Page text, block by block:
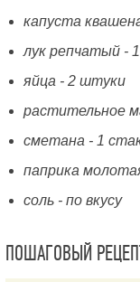
капуста
лук репчатый -
яйца - 2 штуки
растительное
сметана - 1
паприка
соль - по вкусу
ПОШАГОВЫЙ